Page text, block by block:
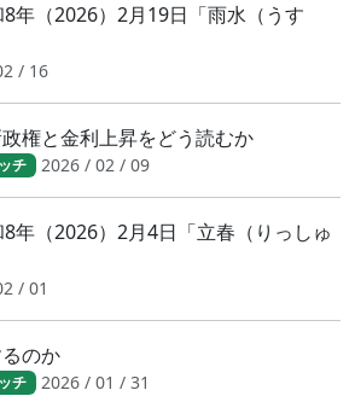
（2026）2月19日「雨水（うす
/ 16
政権と金利上昇をどう読むか
チ 2026 / 02 / 09
（2026）2月4日「立春（りっしゅ
/ 01
のか
チ 2026 / 01 / 31